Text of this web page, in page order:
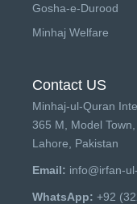
Gosha-e-Durood
Minhaj Welfare
Contact US
Minhaj-ul-Quran
365 M, Model Town,
Lahore, Pakistan
Email: info@irfan-
WhatsApp: +92